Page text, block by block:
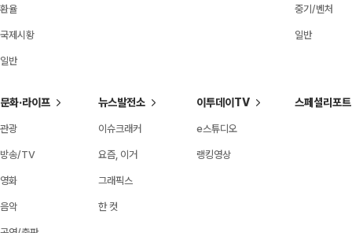
환율
국제시황
일반
중기/벤처
일반
문화·라이프
관광
방송/TV
영화
음악
뉴스발전소
이슈크래커
요즘, 이거
그래픽스
한 컷
이투데이TV
e스튜디오
랭킹영상
스페셜리포트